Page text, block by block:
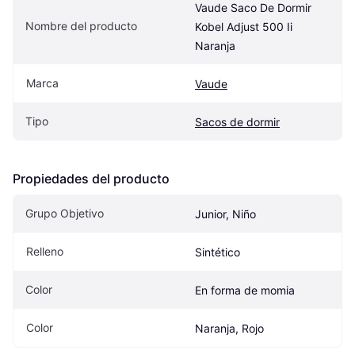
Nombre del producto
Vaude Saco De Dormir
Kobel Adjust 500 Ii
Naranja
Marca Vaude
Tipo Sacos de dormir
Propiedades del producto
Grupo Objetivo Junior, Niño
Relleno Sintético
Color En forma de momia
Color Naranja, Rojo